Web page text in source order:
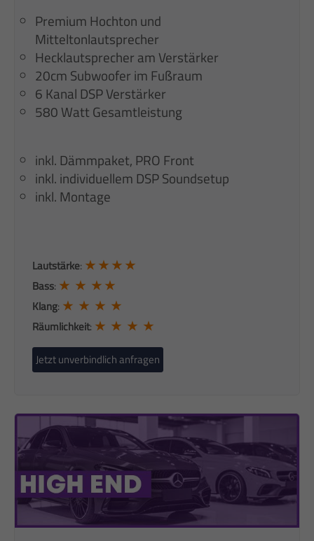
Premium Hochton und
Mitteltonlautsprecher
Hecklautsprecher am Verstärker
20cm Subwoofer im Fußraum
6 Kanal DSP Verstärker
580 Watt Gesamtleistung
inkl. Dämmpaket, PRO Front
inkl. individuellem DSP Soundsetup
inkl. Montage
Lautstärke: ★ ★ ★ ★
Bass: ★ ★ ★ ★
Klang: ★ ★ ★ ★
Räumlichkeit: ★ ★ ★ ★
Jetzt unverbindlich anfragen